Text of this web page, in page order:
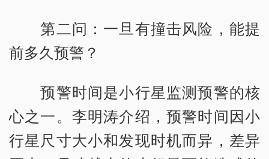
第二问：一旦有撞击风险，能提
前多久预警？
预警时间是小行星监测预警的核
心之一。李明涛介绍，预警时间因小
行星尺寸大小和发现时机而异，差异